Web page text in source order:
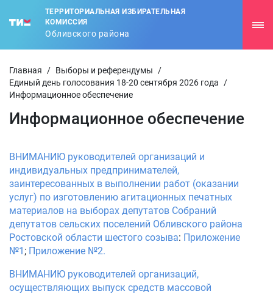
ТЕРРИТОРИАЛЬНАЯ ИЗБИРАТЕЛЬНАЯ
КОМИССИЯ
Обливского района
Главная / Выборы и референдумы
/
Единый день голосования 18-20 сентября 2026 года
/
Информационное обеспечение
Информационное обеспечение
ВНИМАНИЮ руководителей организаций и
индивидуальных предпринимателей,
заинтересованных в выполнении работ (оказании
услуг) по изготовлению агитационных печатных
материалов на выборах депутатов Собраний
депутатов сельских поселений Обливского района
Ростовской области шестого созыва: Приложение
№1 ; Приложение №2.
ВНИМАНИЮ руководителей организаций,
осуществляющих выпуск средств массовой